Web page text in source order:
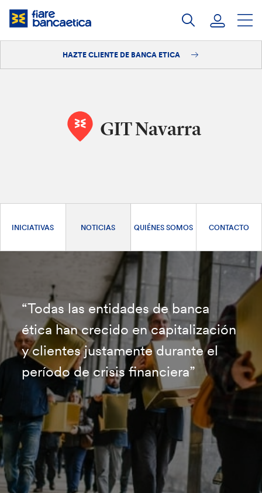
Saltar
HAZTE CLIENTE DE BANCA ETICA
GIT Navarra
INICIATIVAS NOTICIAS QUIÉNES SOMOS CONTACTO
“Todas las entidades de banca
ética han crecido en capitalización
y clientes justamente durante el
período de crisis financiera”